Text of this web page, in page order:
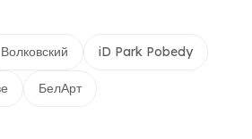
Волковский iD Park Pobedy
БелАрт